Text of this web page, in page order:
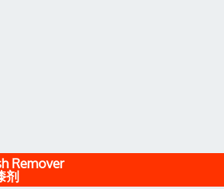
Remover
剂